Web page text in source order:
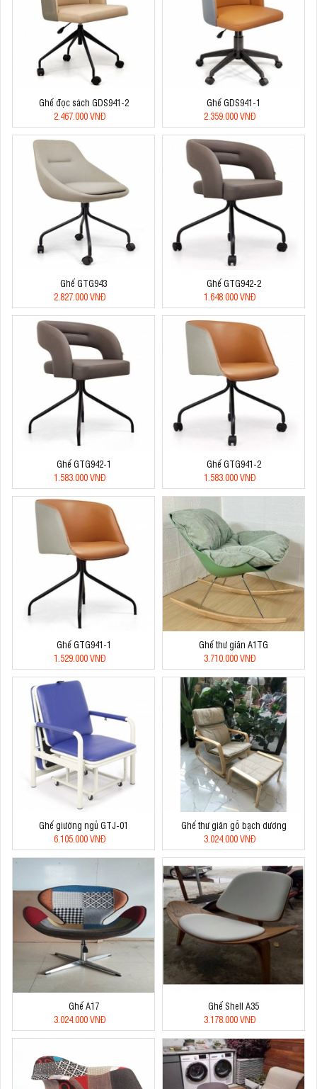
Ghế đọc sách GDS941-2
2.467.000 VNĐ
Ghế GDS941-1
2.359.000 VNĐ
Ghế GTG943
2.827.000 VNĐ
Ghế GTG942-2
1.648.000 VNĐ
Ghế GTG942-1
1.583.000 VNĐ
Ghế GTG941-2
1.583.000 VNĐ
Ghế GTG941-1
1.529.000 VNĐ
Ghế thư giãn A1TG
3.710.000 VNĐ
Ghế giường ngủ GTJ-01
6.105.000 VNĐ
Ghế thư giãn gỗ bạch dương
3.024.000 VNĐ
Ghế A17
3.024.000 VNĐ
Ghế Shell A35
3.178.000 VNĐ